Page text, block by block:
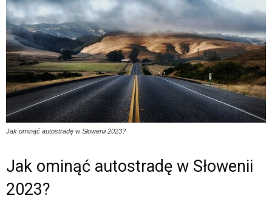
Jak ominąć autostradę w Słowenii 2023?
Jak ominąć autostradę w Słowenii
2023?